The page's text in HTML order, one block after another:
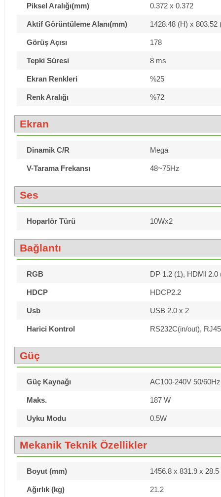
Piksel Aralığı(mm) 0.372 x 0.372
Aktif Görüntüleme Alanı(mm) 1428.48 (H) x 803.52
Görüş Açısı 178
Tepki Süresi 8 ms
Ekran Renkleri %25
Renk Aralığı %72
Ekran
Dinamik C/R Mega
V-Tarama Frekansı 48~75Hz
Ses
Hoparlör Türü 10Wx2
Bağlantı
RGB DP 1.2 (1), HDMI 2.0
HDCP HDCP2.2
Usb USB 2.0 x 2
Harici Kontrol RS232C(in/out), RJ45
Güç
Güç Kaynağı AC100-240V 50/60Hz
Maks. 187 W
Uyku Modu 0.5W
Mekanik Teknik Özellikler
Boyut (mm) 1456.8 x 831.9 x
Ağırlık (kg) 21.2